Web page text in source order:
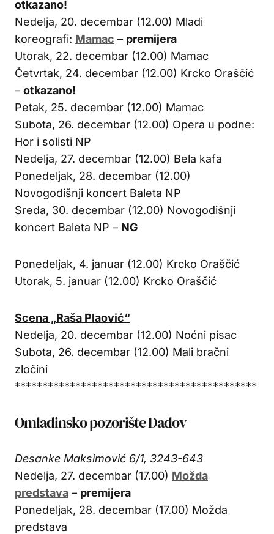
otkazano!
Nedelja, 20. decembar (12.00) Mladi
koreografi: Mamac – premijera
Utorak, 22. decembar (12.00) Mamac
Četvrtak, 24. decembar (12.00) Krcko Oraščić
– otkazano!
Petak, 25. decembar (12.00) Mamac
Subota, 26. decembar (12.00) Opera u podne:
Hor i solisti NP
Nedelja, 27. decembar (12.00) Bela kafa
Ponedeljak, 28. decembar (12.00)
Novogodišnji koncert Baleta NP
Sreda, 30. decembar (12.00) Novogodišnji
koncert Baleta NP – NG
Ponedeljak, 4. januar (12.00) Krcko Oraščić
Utorak, 5. januar (12.00) Krcko Oraščić
Scena „Raša Plaović“
Nedelja, 20. decembar (12.00) Noćni pisac
Subota, 26. decembar (12.00) Mali bračni
zločini
********************************************
Omladinsko pozorište Dadov
Desanke Maksimović 6/1, 3243-643
Nedelja, 27. decembar (17.00) Možda
predstava – premijera
Ponedeljak, 28. decembar (17.00) Možda
predstava